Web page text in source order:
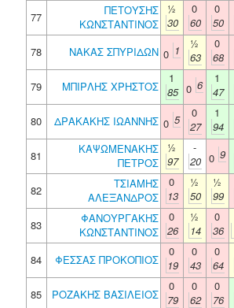
77
ΠΕΤΟΥΣΗΣ
ΚΩΝΣΤΑΝΤΙΝΟΣ
½
30
0
60
0
50
78
ΝΑΚΑΣ ΣΠΥΡΙΔΩΝ 0 1
½
63
0
68
79
ΜΠΙΡΛΗΣ ΧΡΗΣΤΟΣ
1
85 0 6
1
47
80
ΔΡΑΚΑΚΗΣ ΙΩΑΝΝΗΣ 0 5
0
27
1
94
81
ΚΑΨΩΜΕΝΑΚΗΣ
ΠΕΤΡΟΣ
½
97
-
20 0 9
82
ΤΣΙΑΜΗΣ
ΑΛΕΞΑΝΔΡΟΣ
0
13
½
50
½
99
83
ΦΑΝΟΥΡΓΑΚΗΣ
ΚΩΝΣΤΑΝΤΙΝΟΣ
0
26
½
14
0
36
84
ΦΕΣΣΑΣ ΠΡΟΚΟΠΙΟΣ
0
19
0
43
0
64
85
ΡΟΖΑΚΗΣ ΒΑΣΙΛΕΙΟΣ
0
79
0
62
0
76